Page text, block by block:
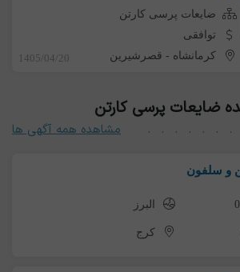
ضایعات پرسی کارتن
توافقی
کرمانشاه - قصرشیرین 1405/04/20
ضایعات پرسی کارتن
مشاهده همه آگهی ها
و سلفون
البرز
کرج